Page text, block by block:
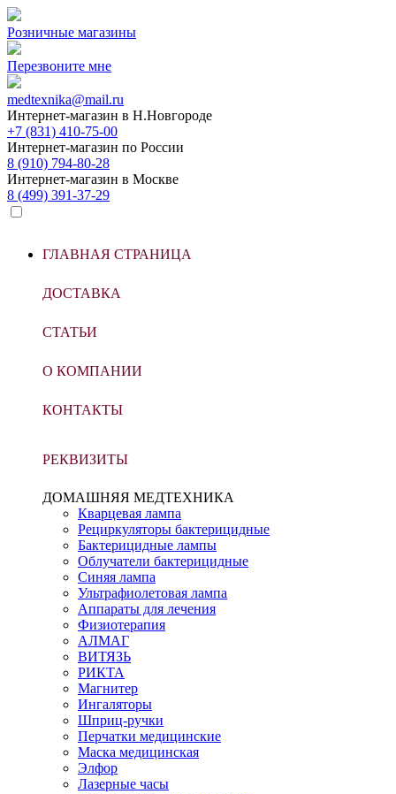
Розничные магазины
Перезвоните мне
medtexnika@mail.ru
Интернет-магазин в Н.Новгороде
+7 (831) 410-75-00
Интернет-магазин по России
8 (910) 794-80-28
Интернет-магазин в Москве
8 (499) 391-37-29
ГЛАВНАЯ СТРАНИЦА
ДОСТАВКА
СТАТЬИ
О КОМПАНИИ
КОНТАКТЫ
РЕКВИЗИТЫ
ДОМАШНЯЯ МЕДТЕХНИКА
Кварцевая лампа
Рециркуляторы бактерицидные
Бактерицидные лампы
Облучатели бактерицидные
Синяя лампа
Ультрафиолетовая лампа
Аппараты для лечения
Физиотерапия
АЛМАГ
ВИТЯЗЬ
РИКТА
Магнитер
Ингаляторы
Шприц-ручки
Перчатки медицинские
Маска медицинская
Элфор
Лазерные часы